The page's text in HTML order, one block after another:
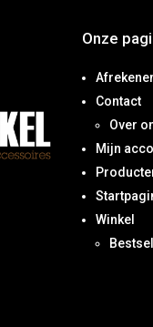
Onze
Contact
Over
Mijn
Winkel